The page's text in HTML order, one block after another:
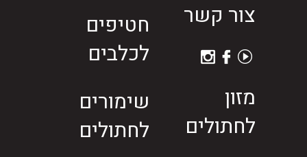
צור קשר
מזון
לחתולים
חטיפים
לכלבים
שימורים
לחתולים